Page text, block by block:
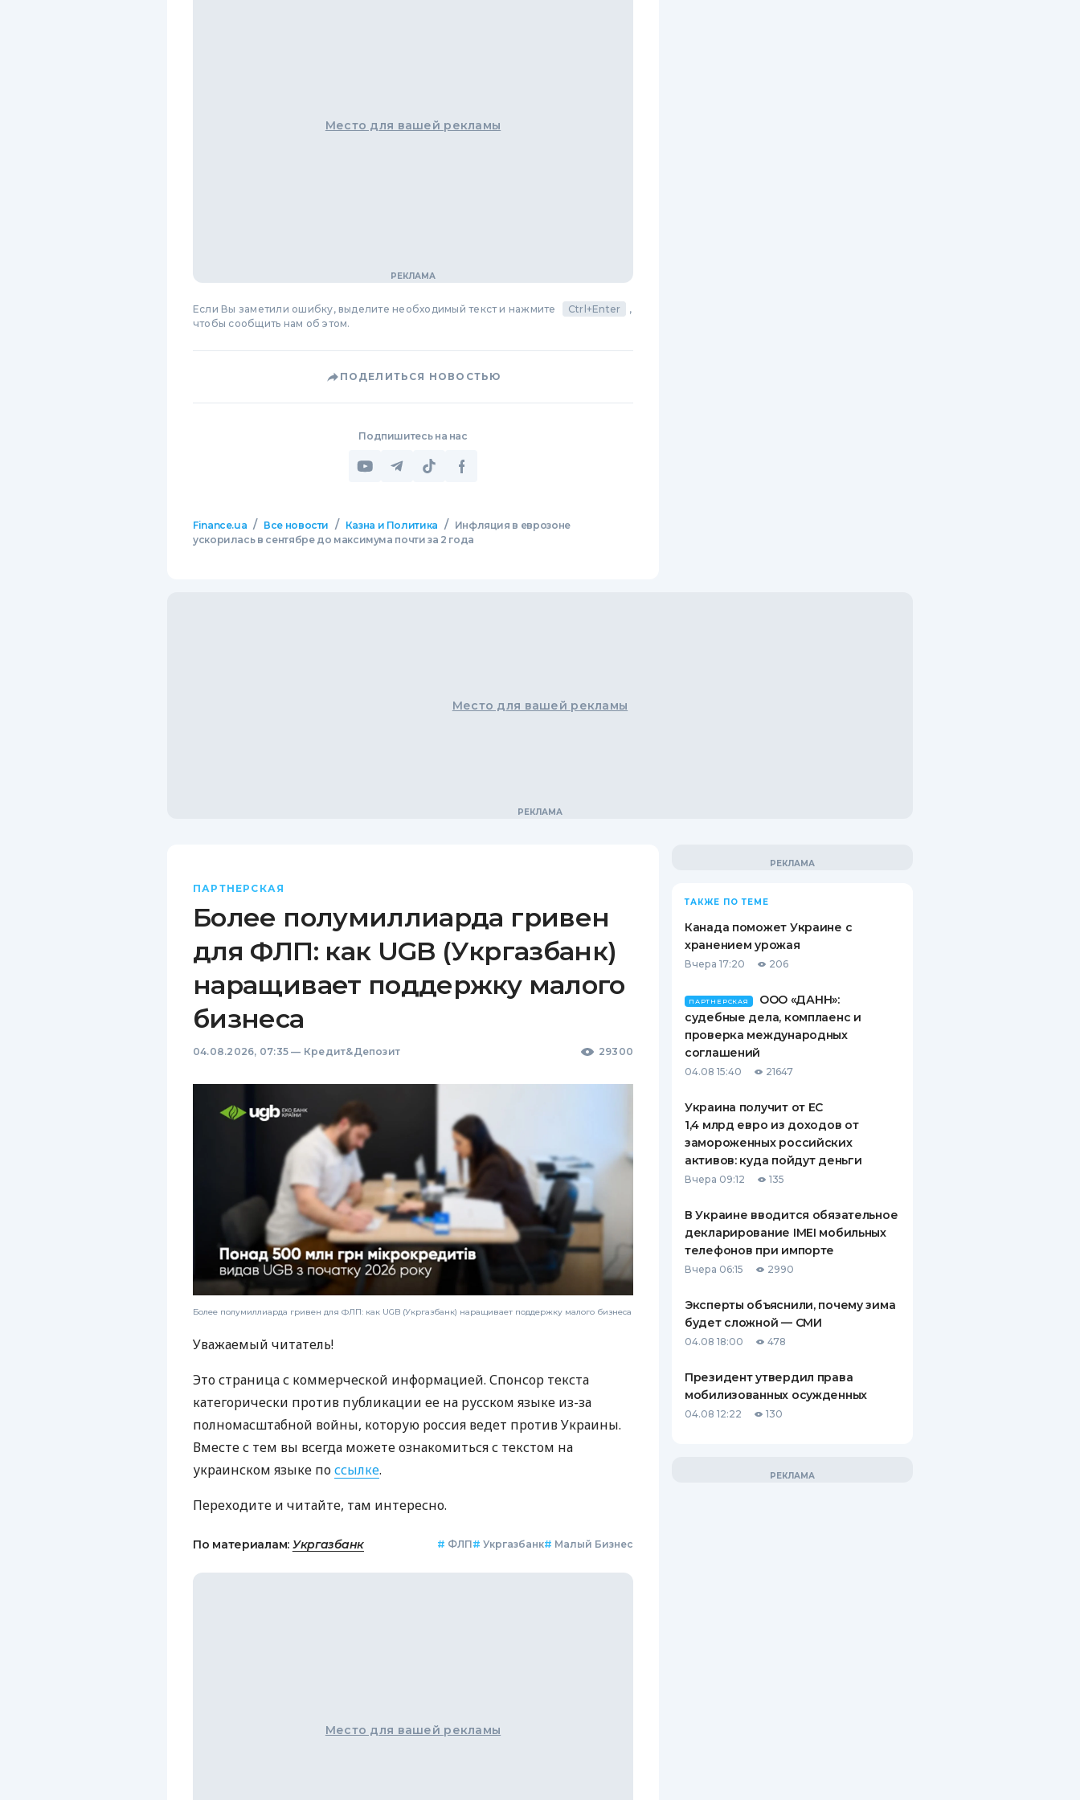
Место для вашей рекламы
Если Вы заметили ошибку, выделите необходимый текст и нажмите Ctrl+Enter
,
чтобы сообщить нам об этом.
ПОДЕЛИТЬСЯ НОВОСТЬЮ
Подпишитесь на нас
Finance.ua / Все новости / Казна и Политика /
Инфляция в еврозоне
ускорилась в сентябре до максимума почти за 2 года
Место для вашей рекламы
ПАРТНЕРСКАЯ
Более полумиллиарда гривен
для ФЛП: как UGB (Укргазбанк)
наращивает поддержку малого
бизнеса
04.08.2026, 07:35 — Кредит&Депозит 29300
Более полумиллиарда гривен для ФЛП: как UGB (Укргазбанк) наращивает поддержку малого бизнеса
Уважаемый читатель!
Это страница с коммерческой информацией. Спонсор текста
категорически против публикации ее на русском языке из-за
полномасштабной войны, которую россия ведет против Украины.
Вместе с тем вы всегда можете ознакомиться с текстом на
украинском языке поссылке.
Переходите и читайте, там интересно.
По материалам: Укргазбанк # ФЛП# Укргазбанк# Малый Бизнес
Место для вашей рекламы
ТАКЖЕ ПО ТЕМЕ
Канада поможет Украине с
хранением урожая
Вчера 17:20 206
ПАРТНЕРСКАЯ
ООО «ДАНН»:
судебные дела, комплаенс и
проверка международных
соглашений
04.08 15:40 21647
Украина получит от ЕС
1,4 млрд евро из доходов от
замороженных российских
активов: куда пойдут деньги
Вчера 09:12 135
В Украине вводится обязательное
декларирование IMEI мобильных
телефонов при импорте
Вчера 06:15 2990
Эксперты объяснили, почему зима
будет сложной — СМИ
04.08 18:00 478
Президент утвердил права
мобилизованных осужденных
04.08 12:22 130